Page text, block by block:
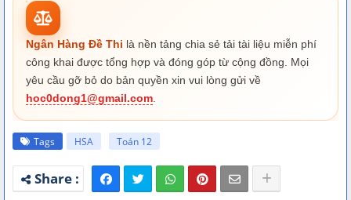
Ngân Hàng Đề Thi là nền tảng chia sẻ tải tài liệu miễn phí
công khai được tổng hợp và đóng góp từ cộng đồng. Mọi
yêu cầu gỡ bỏ do bản quyền xin vui lòng gửi về
hoc0dong1@gmail.com
Tags HSA Toán 12